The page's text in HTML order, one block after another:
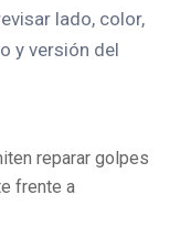
lado, color,
y versión del
reparar golpes
frente a